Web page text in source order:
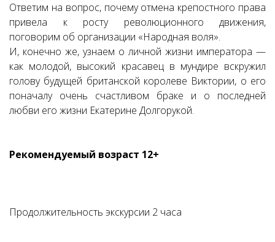
Ответим на вопрос, почему отмена крепостного права
привела к росту революционного движения,
поговорим об организации «Народная воля».
И, конечно же, узнаем о личной жизни императора —
как молодой, высокий красавец в мундире вскружил
голову будущей британской королеве Виктории, о его
поначалу очень счастливом браке и о последней
любви его жизни Екатерине Долгорукой.
Рекомендуемый возраст 12+
Продолжительность экскурсии 2 часа